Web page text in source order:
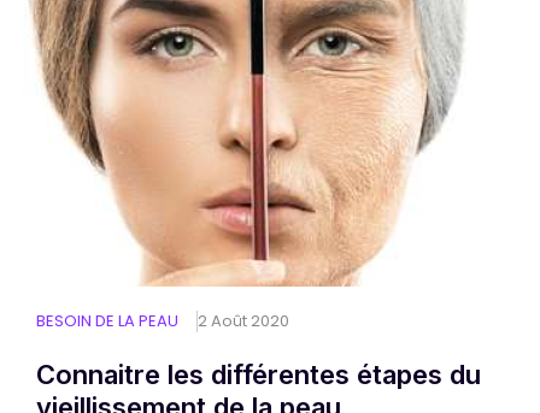
Connaitre les différentes étapes du
2 Août 2020
BESOIN DE LA PEAU